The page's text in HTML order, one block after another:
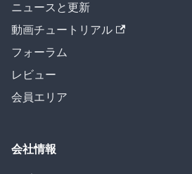
ニュースと更新
動画チュートリアル
フォーラム
レビュー
会員エリア
会社情報